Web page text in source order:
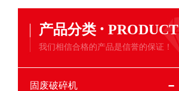
产品分类 · PRODUCT
我们相信合格的产品是信誉的保证！
固废破碎机